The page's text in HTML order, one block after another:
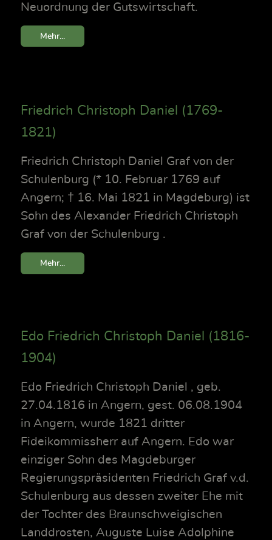
Neuordnung der Gutswirtschaft.
Mehr...
Friedrich Christoph Daniel (1769-
1821)
Friedrich Christoph Daniel Graf von der
Schulenburg (* 10. Februar 1769 auf
Angern; † 16. Mai 1821 in Magdeburg) ist
Sohn des Alexander Friedrich Christoph
Graf von der Schulenburg .
Mehr...
Edo Friedrich Christoph Daniel (1816-
1904)
Edo Friedrich Christoph Daniel , geb.
27.04.1816 in Angern, gest. 06.08.1904
in Angern, wurde 1821 dritter
Fideikommissherr auf Angern. Edo war
einziger Sohn des Magdeburger
Regierungspräsidenten Friedrich Graf v.d.
Schulenburg aus dessen zweiter Ehe mit
der Tochter des Braunschweigischen
Landdrosten, Auguste Luise Adolphine